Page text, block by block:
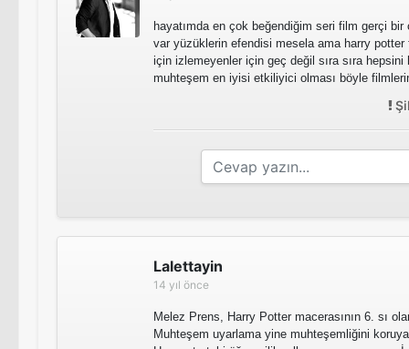
hayatımda en çok beğendiğim seri film gerçi
var yüzüklerin efendisi mesela ama harry
için izlemeyenler için geç değil sıra sıra
muhteşem en iyisi etkiliyici olması böyle
Lalettayin
14 yıl önce
Melez Prens, Harry Potter macerasının 6. sı
Muhteşem uyarlama yine muhteşemliğini